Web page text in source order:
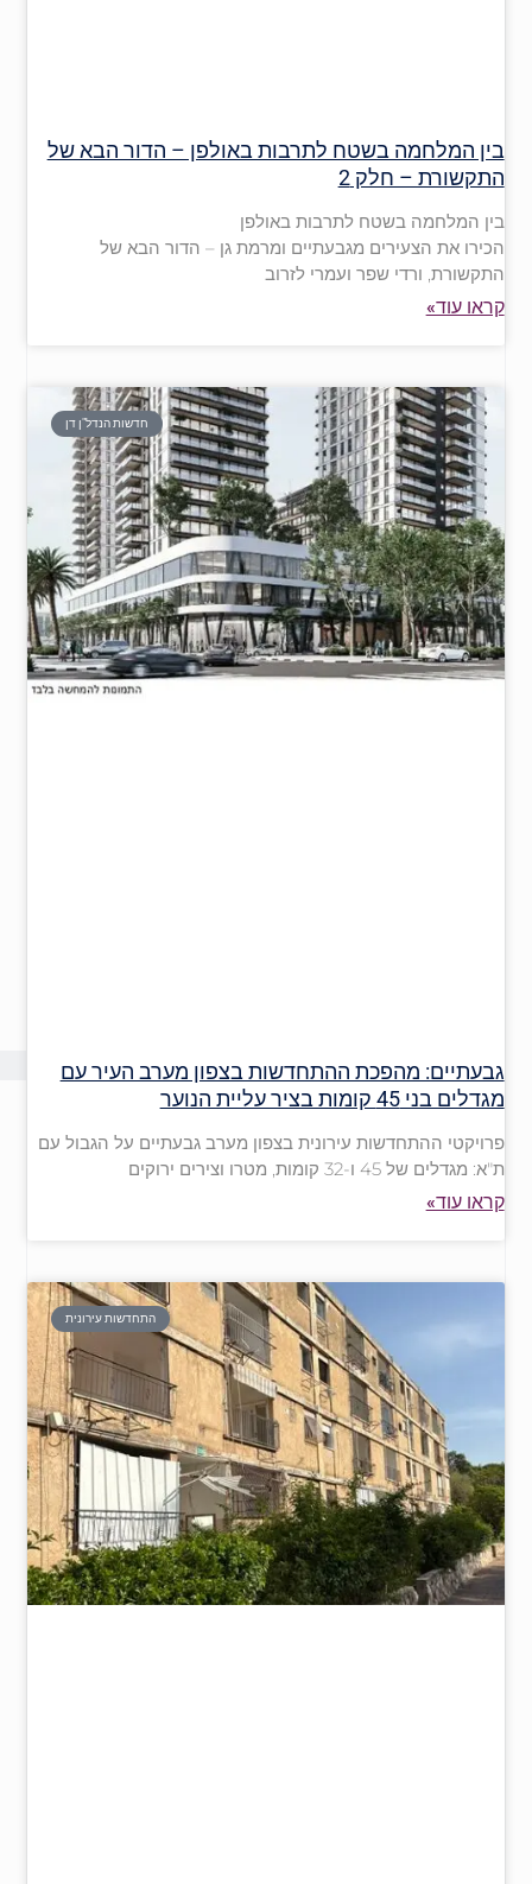
בין המלחמה בשטח לתרבות באולפן – הדור הבא של
התקשורת – חלק 2
בין המלחמה בשטח לתרבות באולפן
הכירו את הצעירים מגבעתיים ומרמת גן – הדור הבא של
התקשורת, ורדי שפר ועמרי לזרוב
קראו עוד»
חדשות הנדל"ן דן
גבעתיים: מהפכת ההתחדשות בצפון מערב העיר עם
מגדלים בני 45 קומות בציר עליית הנוער
פרויקטי ההתחדשות עירונית בצפון מערב גבעתיים על הגבול עם
ת"א: מגדלים של 45 ו-32 קומות, מטרו וצירים ירוקים
קראו עוד»
התחדשות עירונית